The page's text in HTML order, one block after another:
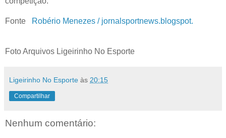
Fonte Robério Menezes / jornalsportnews.blogspot.
Foto Arquivos Ligeirinho No Esporte
Ligeirinho No Esporte às 20:15
Compartilhar
Nenhum comentário: